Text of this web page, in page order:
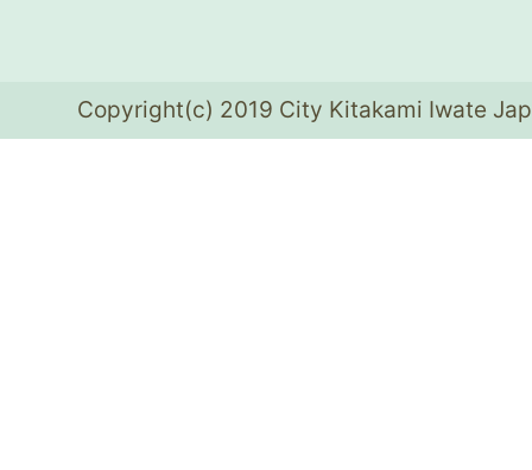
Copyright(c) 2019 City Kitakami Iwate